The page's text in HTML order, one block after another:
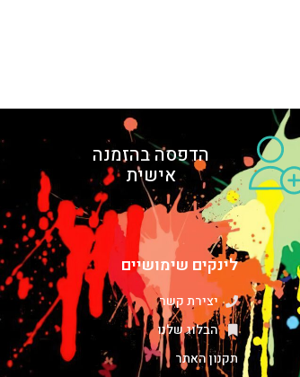
הדפסה בהזמנה
אישית
לינקים שימושיים
יצירת קשר
הבלוג שלנו
תקנון האתר